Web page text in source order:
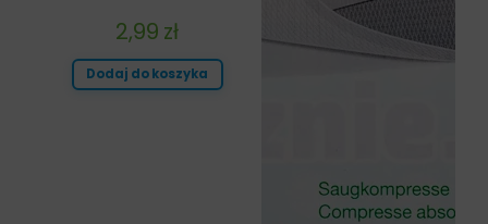
2,99 zł
Dodaj do koszyka